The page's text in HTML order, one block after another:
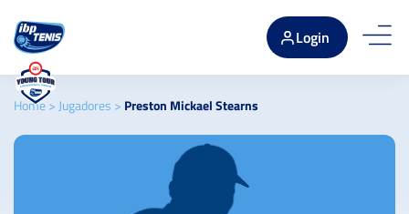
Login
Home> Jugadores > Preston Mickael Stearns